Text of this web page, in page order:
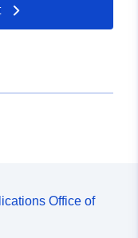
Office of